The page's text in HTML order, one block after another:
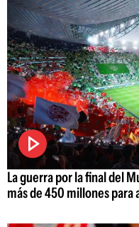
La guerra por la final del
más de 450 millones para